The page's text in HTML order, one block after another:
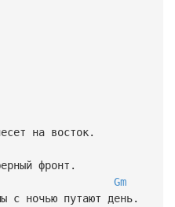
на восток.
фронт.
Gm
с ночью путают день.